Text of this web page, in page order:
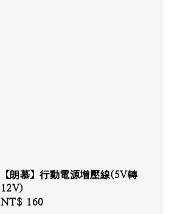
【朗慕】行動電源增壓線(5V轉
12V)
Regular
NT$ 160